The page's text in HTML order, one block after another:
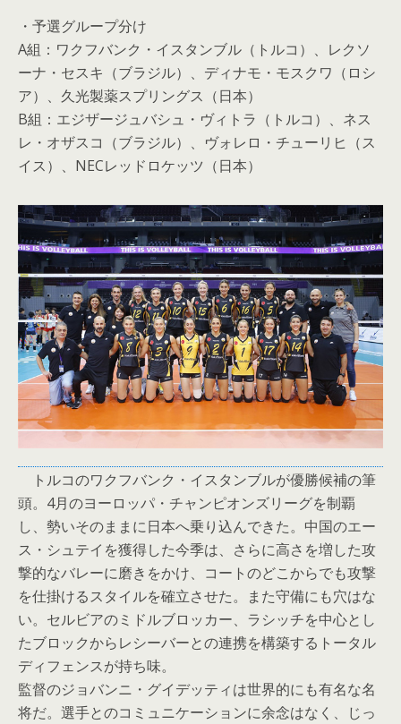
・予選グループ分け
A組：ワクフバンク・イスタンブル（トルコ）、レクソ
ーナ・セスキ（ブラジル）、ディナモ・モスクワ（ロシ
ア）、久光製薬スプリングス（日本）
B組：エジザージュバシュ・ヴィトラ（トルコ）、ネス
レ・オザスコ（ブラジル）、ヴォレロ・チューリヒ（ス
イス）、NECレッドロケッツ（日本）
トルコのワクフバンク・イスタンブルが優勝候補の筆
頭。4月のヨーロッパ・チャンピオンズリーグを制覇
し、勢いそのままに日本へ乗り込んできた。中国のエー
ス・シュテイを獲得した今季は、さらに高さを増した攻
撃的なバレーに磨きをかけ、コートのどこからでも攻撃
を仕掛けるスタイルを確立させた。また守備にも穴はな
い。セルビアのミドルブロッカー、ラシッチを中心とし
たブロックからレシーバーとの連携を構築するトータル
ディフェンスが持ち味。
監督のジョバンニ・グイデッティは世界的にも有名な名
将だ。選手とのコミュニケーションに余念はなく、じっ